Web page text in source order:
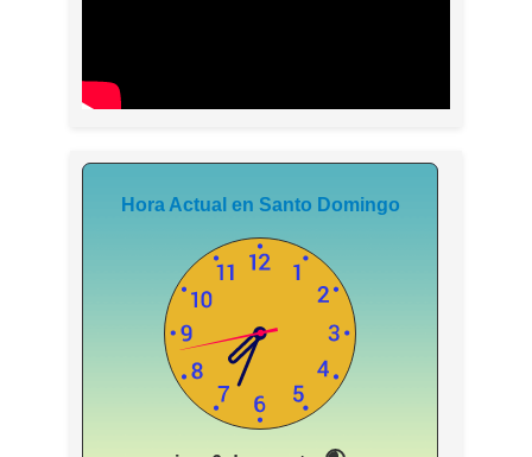
Hora Actual en Santo Domingo